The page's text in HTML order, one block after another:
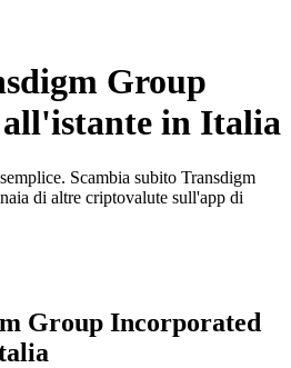
Group
in Italia
Scambia subito Transdigm
di altre criptovalute sull'app di
Group Incorporated